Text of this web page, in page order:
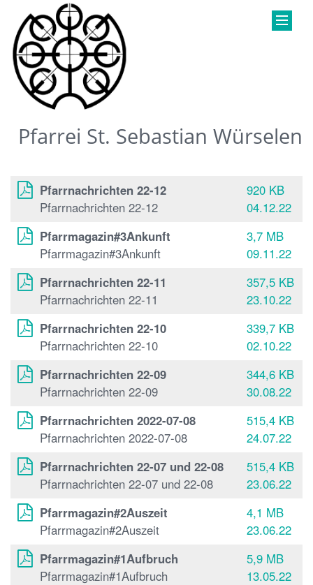
Pfarrei St. Sebastian Würselen
Pfarrnachrichten 22-12
Pfarrnachrichten 22-12
920 KB
04.12.22
Pfarrmagazin#3Ankunft
Pfarrmagazin#3Ankunft
3,7 MB
09.11.22
Pfarrnachrichten 22-11
Pfarrnachrichten 22-11
357,5 KB
23.10.22
Pfarrnachrichten 22-10
Pfarrnachrichten 22-10
339,7 KB
02.10.22
Pfarrnachrichten 22-09
Pfarrnachrichten 22-09
344,6 KB
30.08.22
Pfarrnachrichten 2022-07-08
Pfarrnachrichten 2022-07-08
515,4 KB
24.07.22
Pfarrnachrichten 22-07 und 22-08
Pfarrnachrichten 22-07 und 22-08
515,4 KB
23.06.22
Pfarrmagazin#2Auszeit
Pfarrmagazin#2Auszeit
4,1 MB
23.06.22
Pfarrmagazin#1Aufbruch
Pfarrmagazin#1Aufbruch
5,9 MB
13.05.22